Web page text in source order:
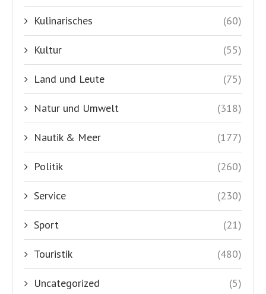
Kulinarisches (60)
Kultur (55)
Land und Leute (75)
Natur und Umwelt (318)
Nautik & Meer (177)
Politik (260)
Service (230)
Sport (21)
Touristik (480)
Uncategorized (5)